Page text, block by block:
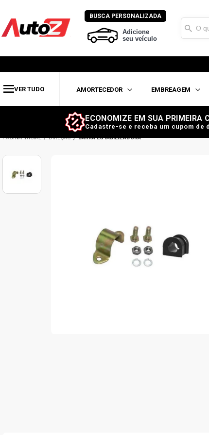
BUSCA PERSONALIZADA
Adicione
seu veículo
VER TUDO AMORTECEDOR EMBREAGEM
ECONOMIZE EM SUA PRIMEIRA
Cadastre-se e receba um cupom de
DIREÇÃO BARRA ESTABILIZADORA